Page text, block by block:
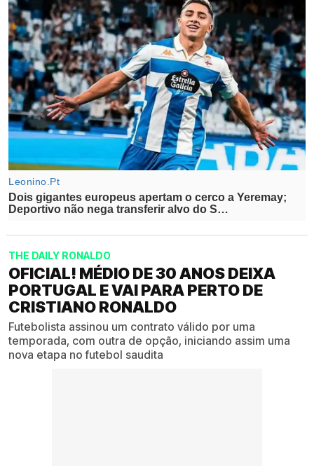
THE DAILY RONALDO
OFICIAL! MÉDIO DE 30 ANOS DEIXA
PORTUGAL E VAI PARA PERTO DE
CRISTIANO RONALDO
Futebolista assinou um contrato válido por uma
temporada, com outra de opção, iniciando assim uma
nova etapa no futebol saudita